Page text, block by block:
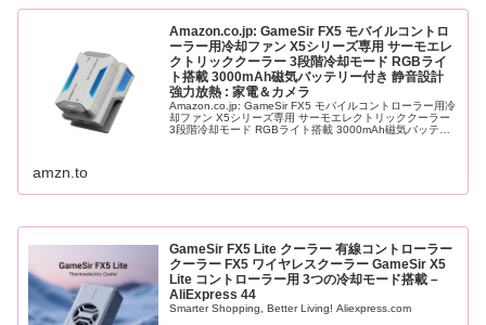
Amazon.co.jp: GameSir FX5 モバイルコントロ
ーラー用冷却ファン X5シリーズ専用 サーモエレ
クトリッククーラー 3段階冷却モード RGBライ
ト搭載 3000mAh磁気バッテリー付き 静音設計
強力放熱 : 家電＆カメラ
Amazon.co.jp: GameSir FX5 モバイルコントローラー用冷
却ファン X5シリーズ専用 サーモエレクトリッククーラー
3段階冷却モード RGBライト搭載 3000mAh磁気バッテリ
amzn.to
GameSir FX5 Lite クーラー 有線コントローラー
クーラー FX5 ワイヤレスクーラー GameSir X5
Lite コントローラー用 3つの冷却モード搭載 –
AliExpress 44
Smarter Shopping, Better Living! Aliexpress.com